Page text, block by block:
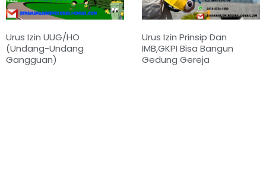
Urus Izin UUG/HO
(Undang-Undang
Gangguan)
Urus Izin Prinsip Dan
IMB,GKPI Bisa Bangun
Gedung Gereja